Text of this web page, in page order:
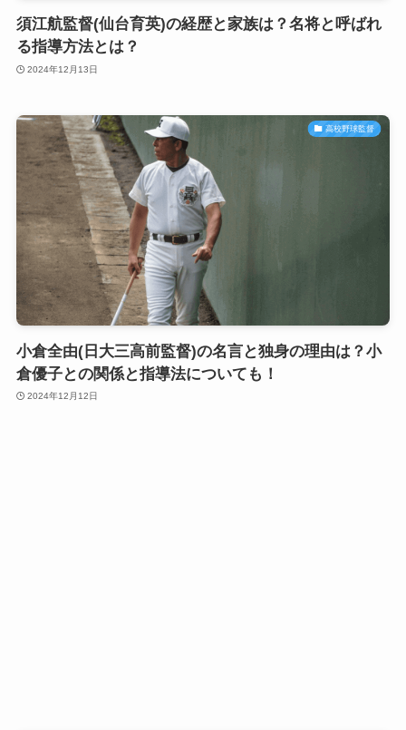
須江航監督(仙台育英)の経歴と家族は？名将と呼ばれ
る指導方法とは？
2024年12月13日
高校野球監督
小倉全由(日大三高前監督)の名言と独身の理由は？小
倉優子との関係と指導法についても！
2024年12月12日